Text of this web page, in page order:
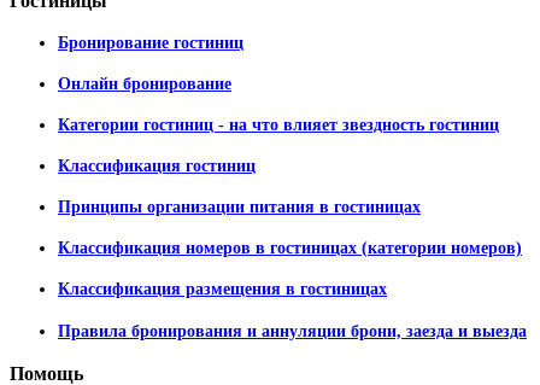
Бронирование гостиниц
Онлайн бронирование
Категории гостиниц - на что влияет звездность гостиниц
Классификация гостиниц
Принципы организации питания в гостиницах
Классификация номеров в гостиницах (категории номеров)
Классификация размещения в гостиницах
Правила бронирования и аннуляции брони, заезда и выезда
Помощь